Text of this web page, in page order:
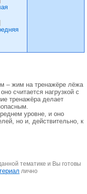
– жим на тренажёре лёжа
считается нагрузкой с
тренажёра делает
уровне, и оно
но и, действительно, к
тематике и Вы готовы
лично